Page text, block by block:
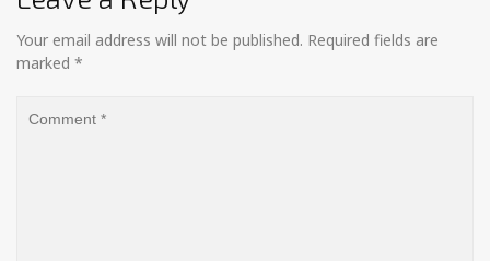
Your email address will not be published. Required fields are
marked *